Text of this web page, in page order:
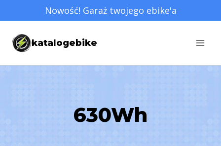
do
treści
Nowość! Garaż twojego ebike'a
katalogebike
630Wh